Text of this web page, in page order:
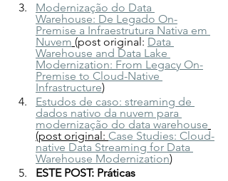
Modernização do Data
Warehouse: De Legado On-
Premise a Infraestrutura Nativa em
Nuvem (post original: Data
Warehouse and Data Lake
Modernization: From Legacy On-
Premise to Cloud-Native
Infrastructure)
Estudos de caso: streaming de
dados nativo da nuvem para
modernização do data warehouse
(post original: Case Studies: Cloud-
native Data Streaming for Data
Warehouse Modernization)
ESTE POST: Práticas